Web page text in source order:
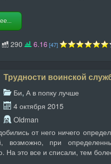
290 6.16 [47]
Трудности воинской
Би, А в попку лучше
4 октября 2015
Oldman
от него ничего
возможно, при
На это все и списали, тем